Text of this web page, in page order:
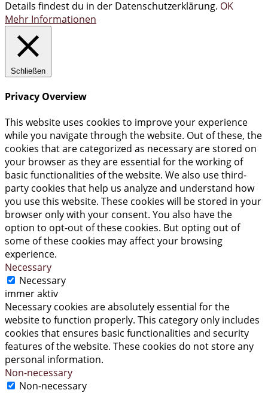
Details findest du in der Datenschutzerklärung. OK
Mehr Informationen
Schließen
Privacy Overview
This website uses cookies to improve your experience
while you navigate through the website. Out of these, the
cookies that are categorized as necessary are stored on
your browser as they are essential for the working of
basic functionalities of the website. We also use third-
party cookies that help us analyze and understand how
you use this website. These cookies will be stored in your
browser only with your consent. You also have the
option to opt-out of these cookies. But opting out of
some of these cookies may affect your browsing
experience.
Necessary
Necessary
immer aktiv
Necessary cookies are absolutely essential for the
website to function properly. This category only includes
cookies that ensures basic functionalities and security
features of the website. These cookies do not store any
personal information.
Non-necessary
Non-necessary